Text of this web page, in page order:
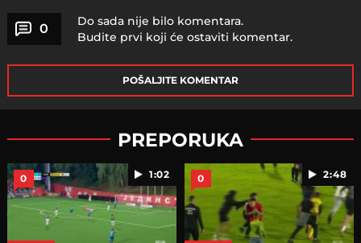
0
Do sada nije bilo komentara.
Budite prvi koji će ostaviti komentar.
POŠALJITE KOMENTAR
PREPORUKA
1:02
0 2:48
0